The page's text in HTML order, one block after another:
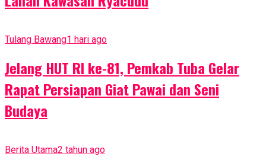
Tulang Bawang1 hari ago
Jelang HUT RI ke-81, Pemkab Tuba Gelar
Rapat Persiapan Giat Pawai dan Seni
Budaya
Berita Utama2 tahun ago